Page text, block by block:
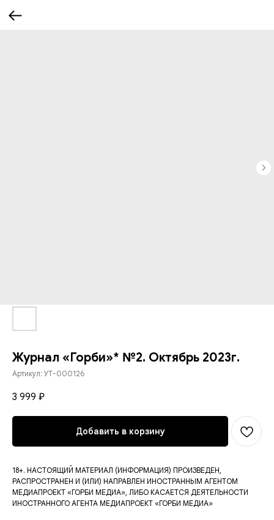
Журнал «Горби»* №2. Октябрь 2023г.
Артикул: УТ-000126
3 999 ₽
Добавить в корзину
18+. НАСТОЯЩИЙ МАТЕРИАЛ (ИНФОРМАЦИЯ) ПРОИЗВЕДЕН,
РАСПРОСТРАНЕН И (ИЛИ) НАПРАВЛЕН ИНОСТРАННЫМ АГЕНТОМ
МЕДИАПРОЕКТ «ГОРБИ МЕДИА», ЛИБО КАСАЕТСЯ ДЕЯТЕЛЬНОСТИ
ИНОСТРАННОГО АГЕНТА МЕДИАПРОЕКТ «ГОРБИ МЕДИА»